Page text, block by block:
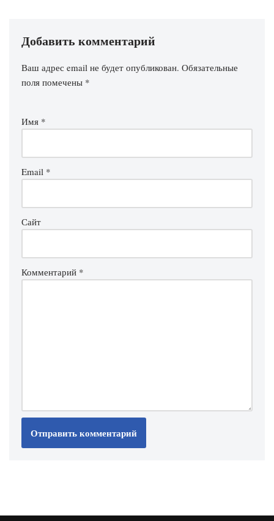
Добавить комментарий
Ваш адрес email не будет опубликован. Обязательные
поля помечены *
Имя *
Email *
Сайт
Комментарий *